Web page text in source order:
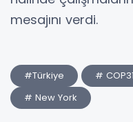
mesajını verdi.
#Türkiye # COP31
# New York